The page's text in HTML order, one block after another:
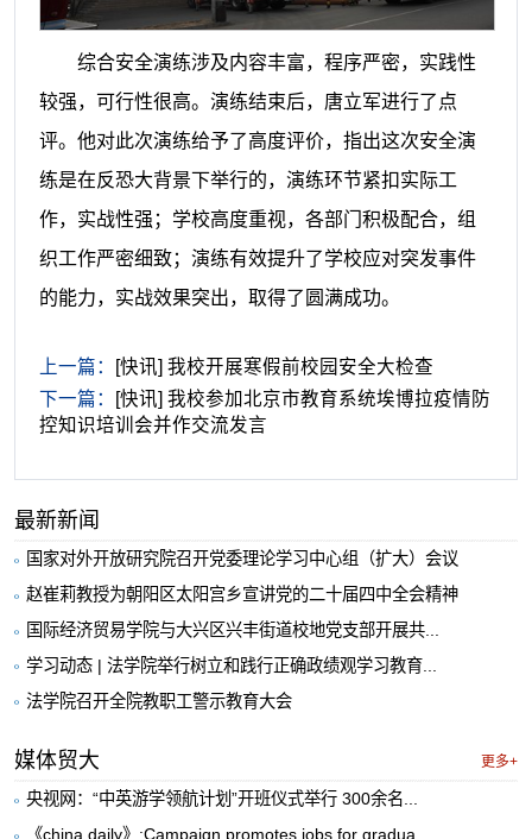
综合安全演练涉及内容丰富，程序严密，实践性
较强，可行性很高。 演练结束后，唐立军进行了点
评。他对此次演练给予了高度评价，指出这次安全演
练是在反恐大背景下举行的，演练环节紧扣实际工
作，实战性强；学校高度重视，各部门积极配合，组
织工作严密细致；演练有效提升了学校应对突发事件
的能力，实战效果突出，取得了圆满成功。
上一篇：
[快讯] 我校开展寒假前校园安全大检查
下一篇：
[快讯] 我校参加北京市教育系统埃博拉疫情防
控知识培训会并作交流发言
最新新闻
国家对外开放研究院召开党委理论学习中心组（扩大）会议
赵崔莉教授为朝阳区太阳宫乡宣讲党的二十届四中全会精神
国际经济贸易学院与大兴区兴丰街道校地党支部开展共...
学习动态 | 法学院举行树立和践行正确政绩观学习教育...
法学院召开全院教职工警示教育大会
媒体贸大 更多+
央视网：“中英游学领航计划”开班仪式举行 300余名...
《china daily》:Campaign promotes jobs for gradua...